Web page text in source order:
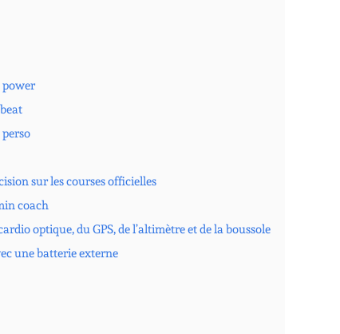
power
sur les courses officielles
coach
optique, du GPS, de l’altimètre et de la boussole
une batterie externe